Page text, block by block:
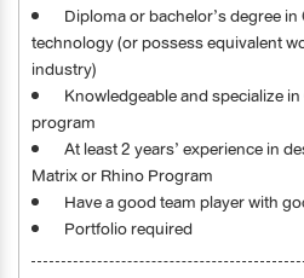
Diploma or bachelor’s degree
technology (or possess equivalent
industry)
Knowledgeable and specialize
program
At least 2 years’ experience in
Matrix or Rhino Program
Have a good team player with
Portfolio required